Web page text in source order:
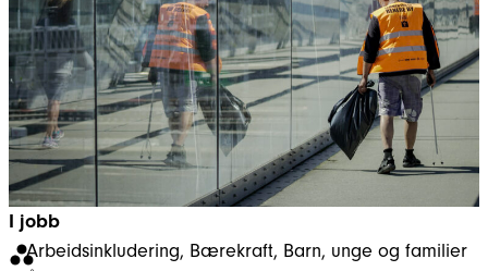
I jobb
Arbeidsinkludering, Bærekraft, Barn, unge og familier